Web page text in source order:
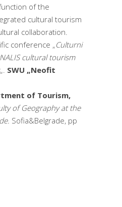
of the
cultural tourism
collaboration.
conference „Culturni
cultural tourism
„. SWU „Neofit
of Tourism,
of Geography at the
Sofia&Belgrade, pp